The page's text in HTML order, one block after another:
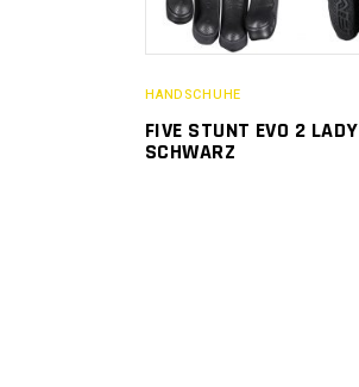
HANDSCHUHE
FIVE STUNT EVO 2 LADY
SCHWARZ